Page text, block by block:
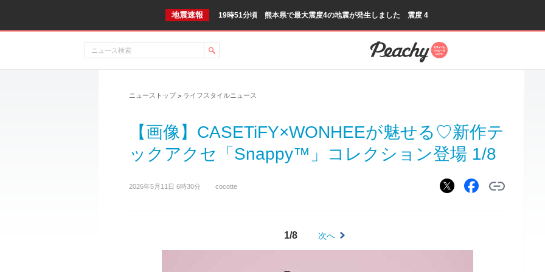
地震速報 19時51分頃 熊本県で最大震度4の地震が発生しました 震度 4
ニューストップ > ライフスタイルニュース
【画像】CASETiFY×WONHEEが魅せる♡新作テ
ックアクセ「Snappy™」コレクション登場 1/8
2026年5月11日 6時30分 cocotte
1/8 次へ